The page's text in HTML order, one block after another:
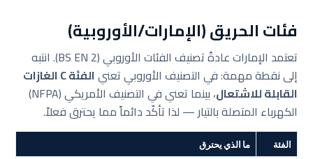
فئات الحريق (الإمارات/الأوروبية)
تعتمد الإمارات عادةً تصنيف الفئات الأوروبي (BS EN 2). انتبه
إلى نقطة مهمة: في التصنيف الأوروبي تعني
الفئة C الغازات
القابلة للاشتعال
، بينما تعني في التصنيف الأمريكي (NFPA)
الكهرباء المتصلة بالتيار — لذا تأكّد دائماً مما يحترق فعلاً.
الفئة ما الذي يحترق